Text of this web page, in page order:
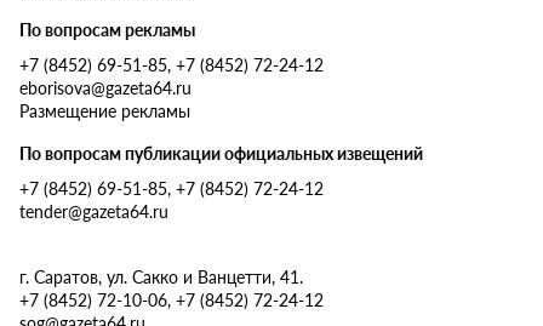
По вопросам рекламы
+7 (8452) 69-51-85, +7 (8452) 72-24-12
eborisova@gazeta64.ru
Размещение рекламы
По вопросам публикации официальных извещений
+7 (8452) 69-51-85, +7 (8452) 72-24-12
tender@gazeta64.ru
г. Саратов, ул. Сакко и Ванцетти, 41.
+7 (8452) 72-10-06, +7 (8452) 72-24-12